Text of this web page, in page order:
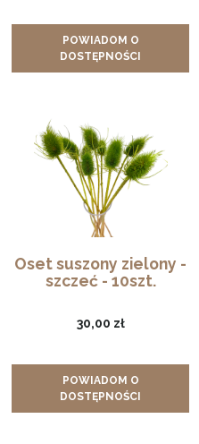
POWIADOM O
DOSTĘPNOŚCI
Oset suszony zielony -
szczeć - 10szt.
30,00 zł
POWIADOM O
DOSTĘPNOŚCI